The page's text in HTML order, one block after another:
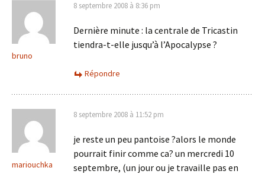
bruno
8 septembre 2008 à 8:36 pm
Dernière minute : la centrale de Tricastin
tiendra-t-elle jusqu’à l’Apocalypse ?
Répondre
mariouchka
8 septembre 2008 à 11:52 pm
je reste un peu pantoise ?alors le monde
pourrait finir comme ca? un mercredi 10
septembre, (un jour ou je travaille pas en